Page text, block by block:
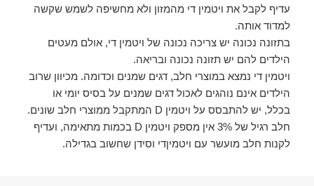
עדיף לקבל את ויטמין די מהמזון ולא מחשיפה לשמש שקשה
למדוד אותה.
בתזונה נכונה יש צריכה נכונה של ויטמין די, אולם מעטים
הילדים להם יש תזונה נכונה ובריאה.
ויטמין די נמצא במוצרי חלב, דגים שמנים וכדומה. מכיוון שרוב
הילדים אינם נוהגים לאכול דגים שמנים על בסיס יומי או
בכלל, יש להתבסס על ויטמין D המתקבל ממוצרי חלב שונים.
חלב רגיל של 3% אין מספק ויטמין D בכמות מתאימה, ועדיף
לקנות חלב מועשר עם ויטמיןדי וסידן שחשוב בגדילה.